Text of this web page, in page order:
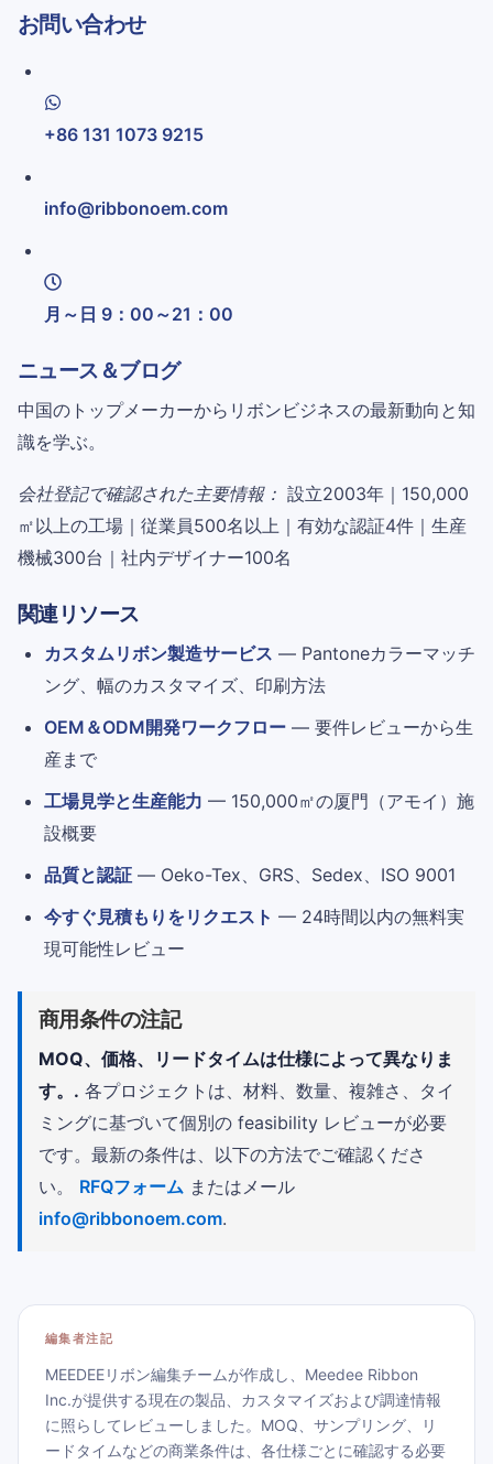
お問い合わせ
+86 131 1073 9215
info@ribbonoem.com
月～日 9：00～21：00
ニュース＆ブログ
中国のトップメーカーからリボンビジネスの最新動向と知
識を学ぶ。
会社登記で確認された主要情報： 設立2003年｜150,000
㎡以上の工場｜従業員500名以上｜有効な認証4件｜生産
機械300台｜社内デザイナー100名
関連リソース
カスタムリボン製造サービス — Pantoneカラーマッチ
ング、幅のカスタマイズ、印刷方法
OEM＆ODM開発ワークフロー — 要件レビューから生
産まで
工場見学と生産能力 — 150,000㎡の厦門（アモイ）施
設概要
品質と認証 — Oeko-Tex、GRS、Sedex、ISO 9001
今すぐ見積もりをリクエスト — 24時間以内の無料実
現可能性レビュー
商用条件の注記
MOQ、価格、リードタイムは仕様によって異なりま
す。. 各プロジェクトは、材料、数量、複雑さ、タイ
ミングに基づいて個別の feasibility レビューが必要
です。最新の条件は、以下の方法でご確認くださ
い。 RFQフォーム またはメール
info@ribbonoem.com.
編集者注記
MEEDEEリボン編集チームが作成し、Meedee Ribbon
Inc.が提供する現在の製品、カスタマイズおよび調達情報
に照らしてレビューしました。MOQ、サンプリング、リ
ードタイムなどの商業条件は、各仕様ごとに確認する必要